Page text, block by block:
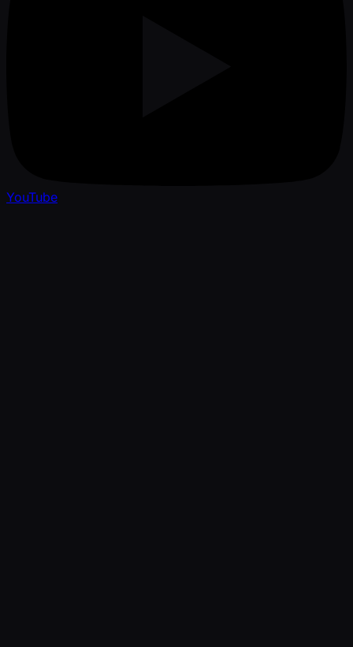
YouTube